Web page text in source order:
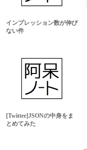
インプレッション数が伸び
ない件
[Twitter]JSONの中身をま
とめてみた